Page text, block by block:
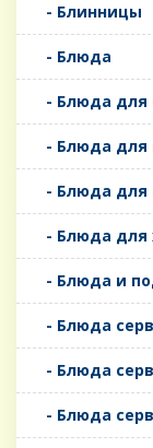
- Блинницы
- Блюда
- Блюда для
- Блюда для
- Блюда для
- Блюда для
- Блюда и
- Блюда
- Блюда
- Блюда